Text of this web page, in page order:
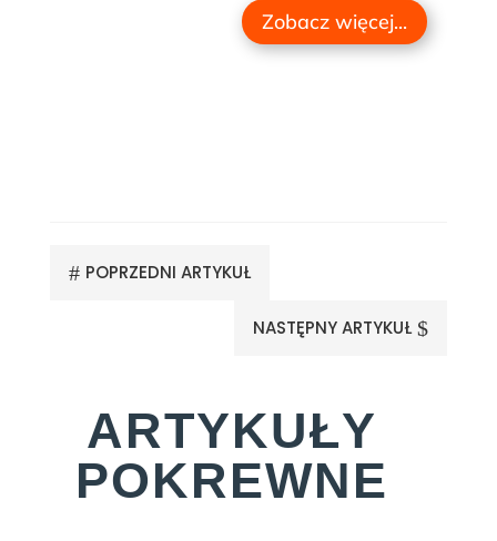
Zobacz więcej...
# POPRZEDNI ARTYKUŁ
NASTĘPNY ARTYKUŁ $
ARTYKUŁY
POKREWNE